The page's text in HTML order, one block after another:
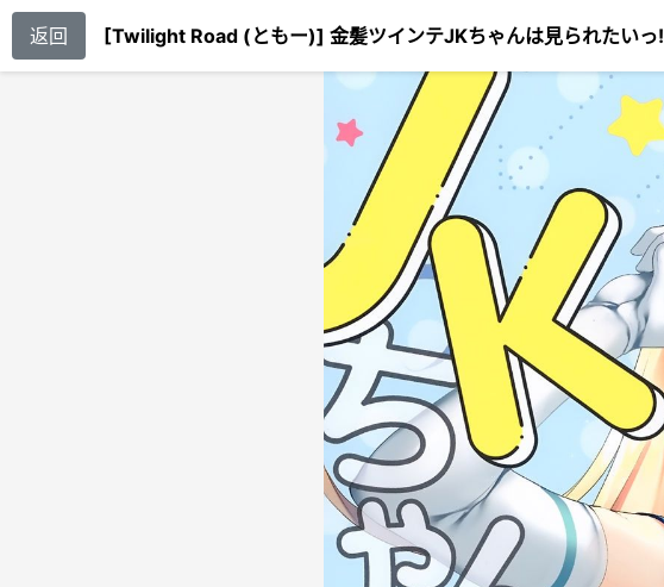
返回 [Twilight Road (ともー)] 金髪ツインテJKちゃんは見られたいっ!